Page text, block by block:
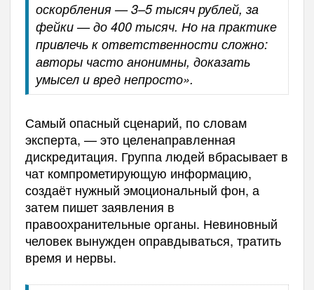
оскорбления — 3–5 тысяч рублей, за
фейки — до 400 тысяч. Но на практике
привлечь к ответственности сложно:
авторы часто анонимны, доказать
умысел и вред непросто».
Самый опасный сценарий, по словам
эксперта, — это целенаправленная
дискредитация. Группа людей вбрасывает в
чат компрометирующую информацию,
создаёт нужный эмоциональный фон, а
затем пишет заявления в
правоохранительные органы. Невиновный
человек вынужден оправдываться, тратить
время и нервы.